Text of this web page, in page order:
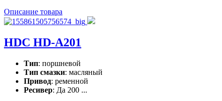
Описание товара
HDC HD-A201
Тип: поршневой
Тип смазки: масляный
Привод: ременной
Ресивер: Да 200 ...